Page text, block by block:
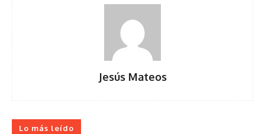
Jesús Mateos
Lo más leído